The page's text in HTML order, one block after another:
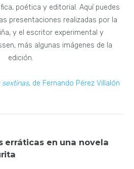
poética y editorial. Aquí puedes
presentaciones realizadas por la
y el escritor experimental y
más algunas imágenes de la
edición.
sextinas, de Fernando Pérez Villalón
erráticas en una novela